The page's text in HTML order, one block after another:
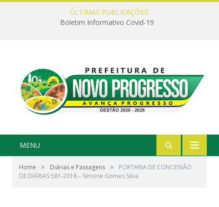
ÚLTIMAS PUBLICAÇÕES:
Boletim Informativo Covid-19
MENU
Home » Diárias e Passagens »
PORTARIA DE CONCESSÃO
DE DIÁRIAS 581-2018 – Simone Gomes Silva